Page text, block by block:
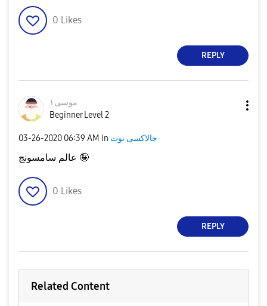
0 Likes
REPLY
موسى١
Beginner Level 2
‎03-26-2020 06:39 AM in جالاكسى نوت
عالم سامسونج 🤪
0 Likes
REPLY
Related Content